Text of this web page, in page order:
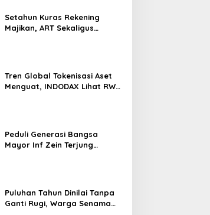
Setahun Kuras Rekening
Majikan, ART Sekaligus
Tren Global Tokenisasi Aset
Menguat, INDODAX Lihat RWA
Peduli Generasi Bangsa
Mayor Inf Zein Terjung
Sekolah
Puluhan Tahun Dinilai Tanpa
Ganti Rugi, Warga Senama